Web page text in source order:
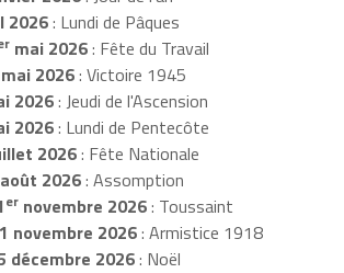
2026: Lundi de Pâques
mai 2026: Fête du Travail
2026: Victoire 1945
2026: Jeudi de l'Ascension
2026: Lundi de Pentecôte
2026: Fête Nationale
2026: Assomption
er novembre 2026: Toussaint
novembre 2026: Armistice 1918
décembre 2026: Noël